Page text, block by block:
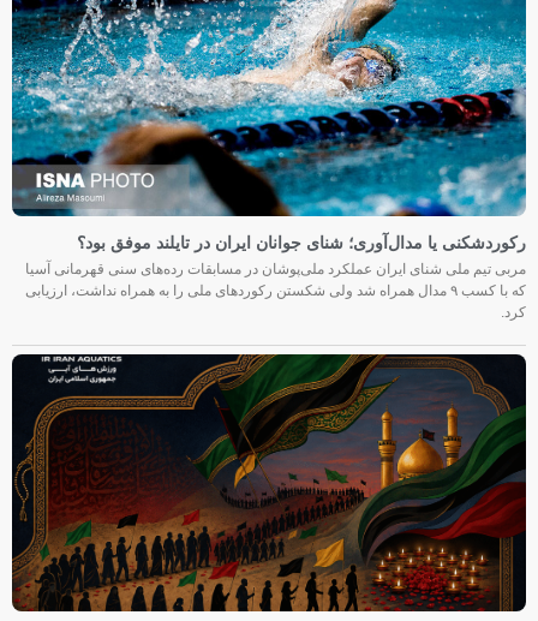
رکوردشکنی یا مدال‌آوری؛ شنای جوانان ایران در تایلند موفق بود؟
مربی تیم ملی شنای ایران عملکرد ملی‌پوشان در مسابقات رده‌های سنی قهرمانی آسیا
که با کسب ۹ مدال همراه شد ولی شکستن رکوردهای ملی را به همراه نداشت، ارزیابی
کرد.